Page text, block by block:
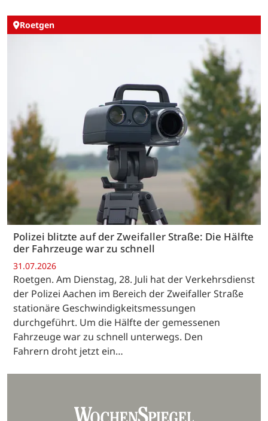
Roetgen
Polizei blitzte auf der Zweifaller Straße: Die Hälfte
der Fahrzeuge war zu schnell
31.07.2026
Roetgen. Am Dienstag, 28. Juli hat der Verkehrsdienst
der Polizei Aachen im Bereich der Zweifaller Straße
stationäre Geschwindigkeitsmessungen
durchgeführt. Um die Hälfte der gemessenen
Fahrzeuge war zu schnell unterwegs. Den
Fahrern droht jetzt ein…